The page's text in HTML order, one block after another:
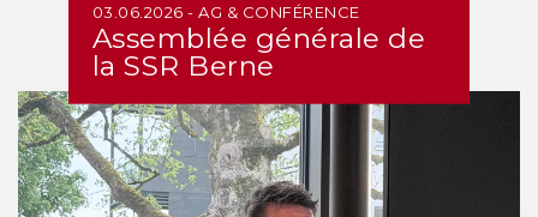
03.06.2026 - AG & CONFÉRENCE
Assemblée générale de
la SSR Berne